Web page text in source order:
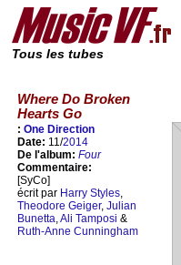
Tous les tubes
Where Do Broken
Hearts Go
: One Direction
Date: 11/2014
De l'album: Four
Commentaire:
[SyCo]
écrit par Harry Styles,
Theodore Geiger, Julian
Bunetta,Ali Tamposi &
Ruth-Anne Cunningham